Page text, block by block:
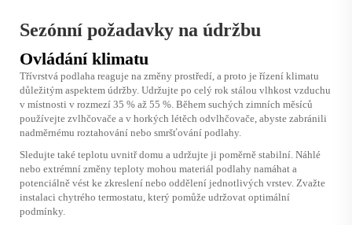
Sezónní požadavky na údržbu
Ovládání klimatu
Třívrstvá podlaha reaguje na změny prostředí, a proto je řízení klimatu
důležitým aspektem údržby. Udržujte po celý rok stálou vlhkost vzduchu
v místnosti v rozmezí 35 % až 55 %. Během suchých zimních měsíců
používejte zvlhčovače a v horkých létěch odvlhčovače, abyste zabránili
nadměrnému roztahování nebo smršťování podlahy.
Sledujte také teplotu uvnitř domu a udržujte ji poměrně stabilní. Náhlé
nebo extrémní změny teploty mohou materiál podlahy namáhat a
potenciálně vést ke zkreslení nebo oddělení jednotlivých vrstev. Zvažte
instalaci chytrého termostatu, který pomůže udržovat optimální
podmínky.